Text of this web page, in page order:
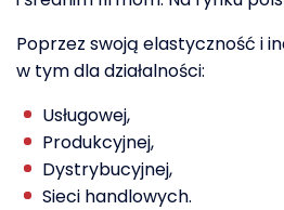
Poprzez swoją elastyczność i
w tym dla działalności:
Usługowej,
Produkcyjnej,
Dystrybucyjnej,
Sieci handlowych.